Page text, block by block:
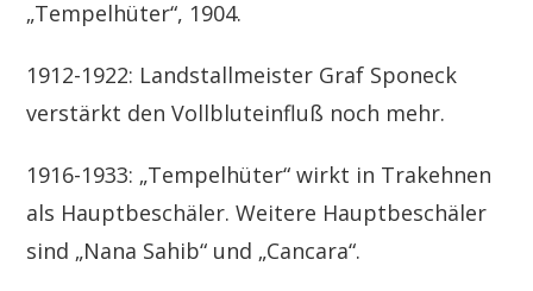
„Tempelhüter“, 1904.
1912-1922: Landstallmeister Graf Sponeck
verstärkt den Vollbluteinfluß noch mehr.
1916-1933: „Tempelhüter“ wirkt in Trakehnen
als Hauptbeschäler. Weitere Hauptbeschäler
sind „Nana Sahib“ und „Cancara“.